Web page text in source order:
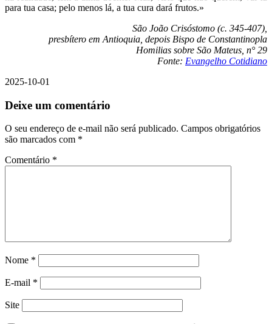
para tua casa; pelo menos lá, a tua cura dará frutos.»
São João Crisóstomo (c. 345-407),
presbítero em Antioquia, depois Bispo de Constantinopla
Homilias sobre São Mateus, n° 29
Fonte: Evangelho Cotidiano
2025-10-01
Deixe um comentário
O seu endereço de e-mail não será publicado. Campos obrigatórios
são marcados com *
Comentário *
Nome *
E-mail *
Site